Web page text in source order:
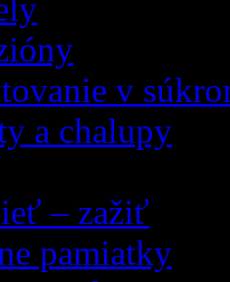
v
a chalupy
– zažiť
pamiatky